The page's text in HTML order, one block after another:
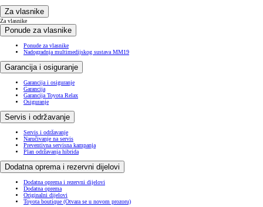
Za vlasnike
Za vlasnike
Ponude za vlasnike
Ponude za vlasnike
Nadogradnja multimedijskog sustava MM19
Garancija i osiguranje
Garancija i osiguranje
Garancija
Garancija Toyota Relax
Osiguranje
Servis i održavanje
Servis i održavanje
Naručivanje na servis
Preventivna servisna kampanja
Plan održavanja hibrida
Dodatna oprema i rezervni dijelovi
Dodatna oprema i rezervni dijelovi
Dodatna oprema
Originalni dijelovi
Toyota boutique (Otvara se u novom prozoru)